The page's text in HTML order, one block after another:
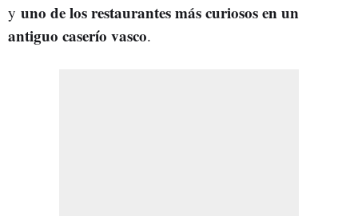
y uno de los restaurantes más curiosos en un
antiguo caserío vasco.